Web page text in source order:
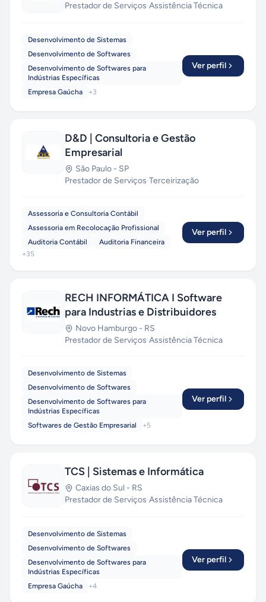
Prestador de Serviços·Assistência Técnica
Desenvolvimento de Sistemas
Desenvolvimento de Softwares
Desenvolvimento de Softwares para
Indústrias Específicas
Empresa Gaúcha
+3
Ver perfil
D&D | Consultoria e Gestão
Empresarial
São Paulo - SP
Prestador de Serviços·Terceirização
Assessoria e Consultoria Contábil
Assessoria em Recolocação Profissional
Auditoria Contábil
Auditoria Financeira
+35
Ver perfil
RECH INFORMÁTICA I Software
para Industrias e Distribuidores
Novo Hamburgo - RS
Prestador de Serviços·Assistência Técnica
Desenvolvimento de Sistemas
Desenvolvimento de Softwares
Desenvolvimento de Softwares para
Indústrias Específicas
Softwares de Gestão Empresarial
+5
Ver perfil
TCS | Sistemas e Informática
Caxias do Sul - RS
Prestador de Serviços·Assistência Técnica
Desenvolvimento de Sistemas
Desenvolvimento de Softwares
Desenvolvimento de Softwares para
Indústrias Específicas
Empresa Gaúcha
+4
Ver perfil